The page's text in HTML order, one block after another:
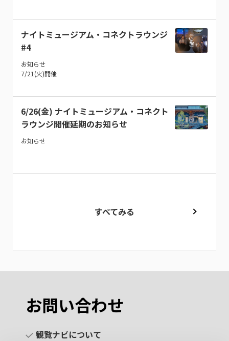
ナイトミュージアム・コネクトラウンジ
#4
お知らせ
7/21(火)開催
6/26(金) ナイトミュージアム・コネクト
ラウンジ開催延期のお知らせ
お知らせ
すべてみる
お問い合わせ
観覧ナビについて